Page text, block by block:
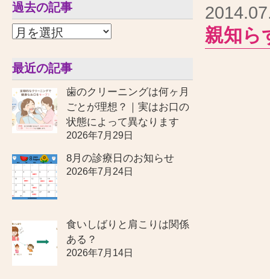
過去の記事
最近の記事
歯のクリーニングは何ヶ月
ごとが理想？｜実はお口の
状態によって異なります
2026年7月29日
8月の診療日のお知らせ
2026年7月24日
食いしばりと肩こりは関係
ある？
2026年7月14日
親知ら